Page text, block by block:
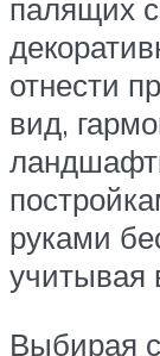
палящих
отнести
вид,
руками
учитывая
Выбирая